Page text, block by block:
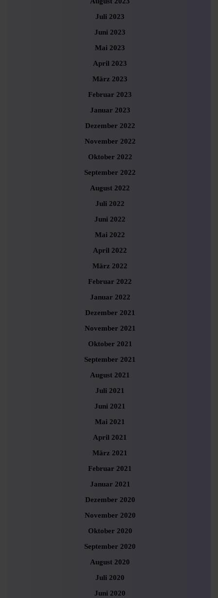
Juli 2023
Juni 2023
Mai 2023
April 2023
März 2023
Februar 2023
Januar 2023
Dezember 2022
November 2022
Oktober 2022
September 2022
August 2022
Juli 2022
Juni 2022
Mai 2022
April 2022
März 2022
Februar 2022
Januar 2022
Dezember 2021
November 2021
Oktober 2021
September 2021
August 2021
Juli 2021
Juni 2021
Mai 2021
April 2021
März 2021
Februar 2021
Januar 2021
Dezember 2020
November 2020
Oktober 2020
September 2020
August 2020
Juli 2020
Juni 2020